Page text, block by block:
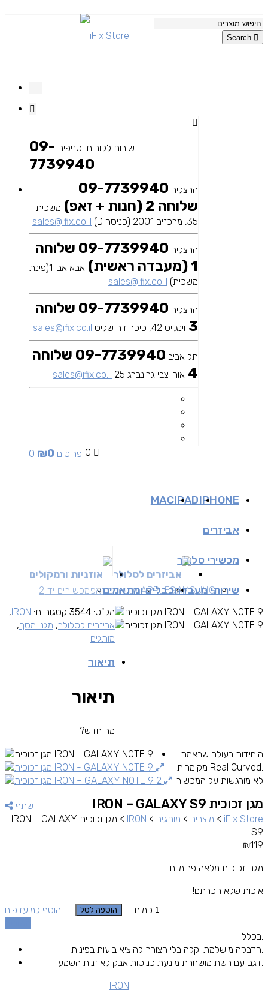
Search
שירות לקוחות וסניפים 09-
7739940
הרצליה 09-7739940
שלוחה 2 (חנות + זאפ)
משכית
35, מרכזים 2001 (כניסה D)
sales@ifix.co.il
הרצליה
09-7739940 שלוחה
1 (מעבדה ראשית)
אבא אבן 1(פינת
משכית) sales@ifix.co.il
הרצליה
09-7739940 שלוחה
3 וינגייט 42, כיכר דה שליט sales@ifix.co.il
תל אביב
09-7739940 שלוחה
4 אורי צבי גרינברג 25 sales@ifix.co.il
0 0 פריטים ₪0
IPHONE
IPAD
MAC
אביזרים
אביזרים לסלולר אוזניות ורמקולים
מכשירי סלולר
SAMSUNG
APPLEמכשירים זאפמכשירים יד 2 שירותי מעבדהכבלים ומתאמים
שתף
iFix Store
> מוצרים > מותגים >
IRON
>
מגן זכוכית IRON – GALAXY
S9
מגן זכוכית IRON – GALAXY S9
₪119
מגני זכוכית מלאה פרימיום
איכות שלא הכרתם!
כמות
הוספה לסל
הוסף למועדפים
מק"ט: 3544 קטגוריות: IRON
,
אביזרים לסלולר, מגני מסך,
מותגים
תיאור
תיאור
מה חדש?
היחידות בעולם שבאמת
מקומרות Real Curved.
לא מורגשות על המכשיר
בכלל.
הדבקה מושלמת וקלה בלי הצורך להוציא בועות בפינות.
דגם עם רשת מושחרת מונעת כניסות אבק לאוזנית השמע.
IRON